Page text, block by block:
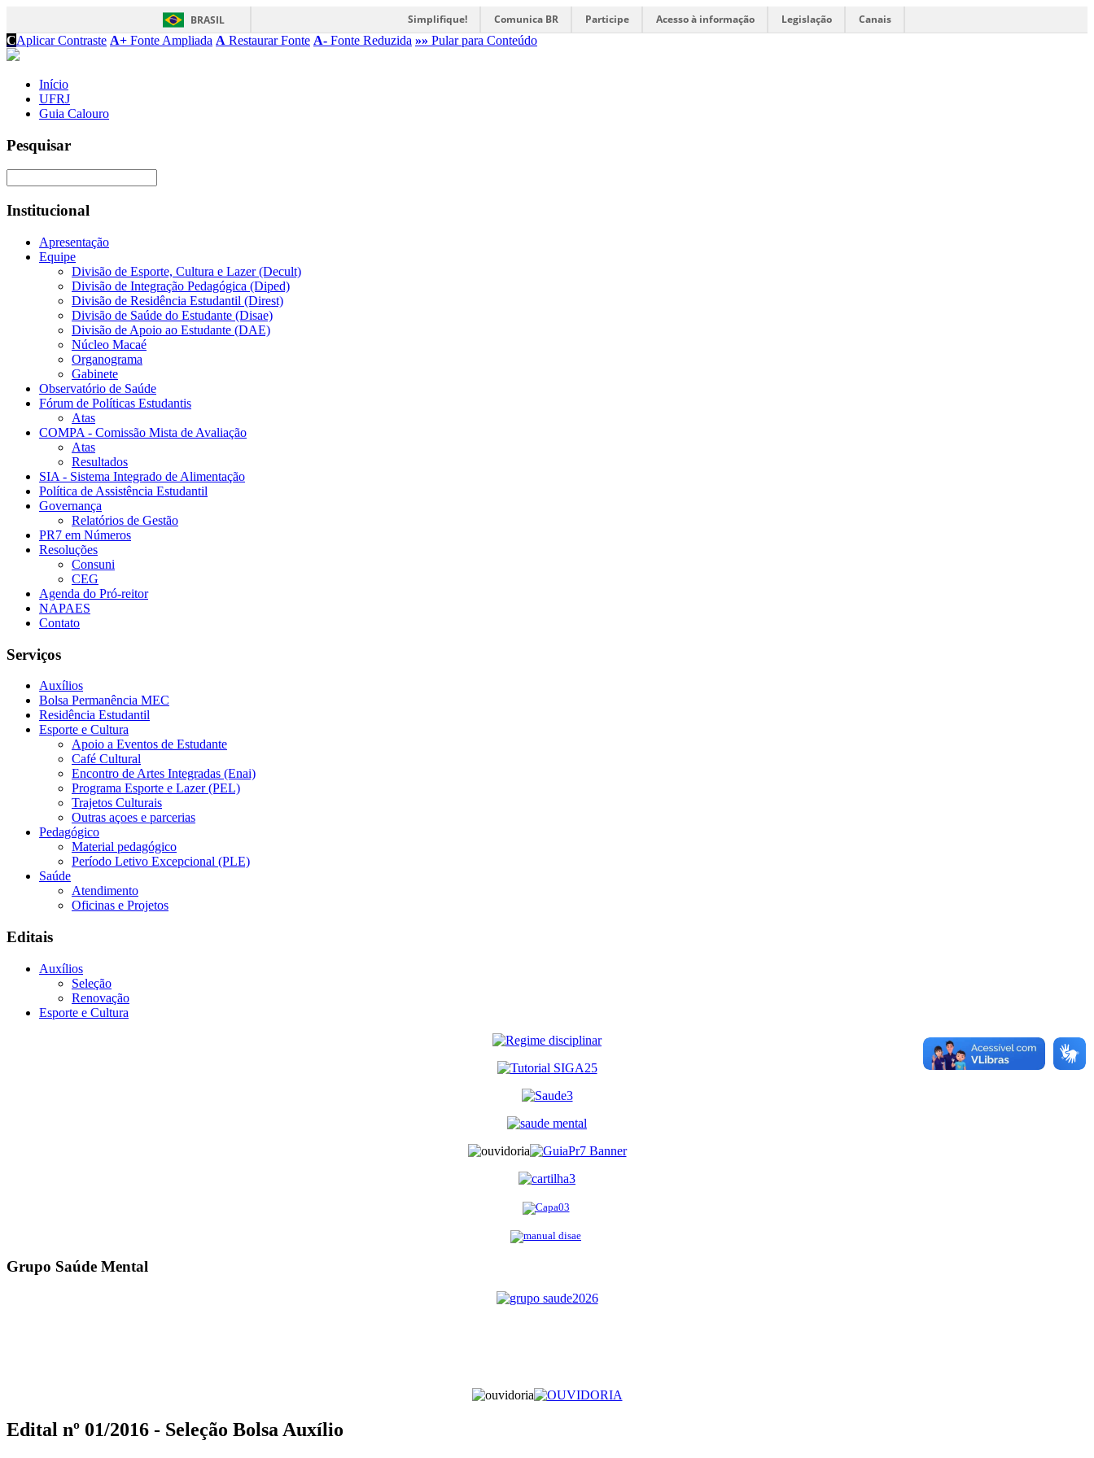
BRASIL Simplifique! Comunica BR Participe Acesso à informação Legislação
Canais
CAplicar Contraste A+ Fonte Ampliada A Restaurar Fonte A- Fonte Reduzida »» Pular para Conteúdo
Início
UFRJ
Guia Calouro
Pesquisar
Institucional
Apresentação
Equipe
Divisão de Esporte, Cultura e Lazer (Decult)
Divisão de Integração Pedagógica (Diped)
Divisão de Residência Estudantil (Direst)
Divisão de Saúde do Estudante (Disae)
Divisão de Apoio ao Estudante (DAE)
Núcleo Macaé
Organograma
Gabinete
Observatório de Saúde
Fórum de Políticas Estudantis
Atas
COMPA - Comissão Mista de Avaliação
Atas
Resultados
SIA - Sistema Integrado de Alimentação
Política de Assistência Estudantil
Governança
Relatórios de Gestão
PR7 em Números
Resoluções
Consuni
CEG
Agenda do Pró-reitor
NAPAES
Contato
Serviços
Auxílios
Bolsa Permanência MEC
Residência Estudantil
Esporte e Cultura
Apoio a Eventos de Estudante
Café Cultural
Encontro de Artes Integradas (Enai)
Programa Esporte e Lazer (PEL)
Trajetos Culturais
Outras açoes e parcerias
Pedagógico
Material pedagógico
Período Letivo Excepcional (PLE)
Saúde
Atendimento
Oficinas e Projetos
Editais
Auxílios
Seleção
Renovação
Esporte e Cultura
Grupo Saúde Mental
Edital nº 01/2016 - Seleção Bolsa Auxílio